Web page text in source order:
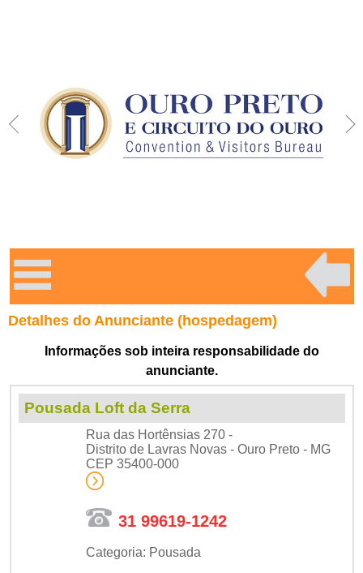
Detalhes do Anunciante (hospedagem)
Informações sob inteira responsabilidade do
anunciante.
Pousada Loft da Serra
Rua das Hortênsias 270 -
Distrito de Lavras Novas - Ouro Preto - MG
CEP 35400-000
31 99619-1242
Categoria: Pousada